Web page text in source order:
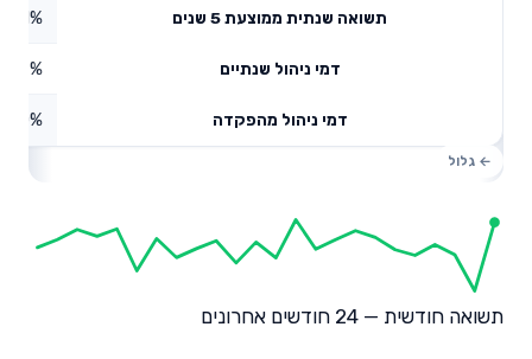
תשואה שנתית ממוצעת 5 שנים
דמי ניהול שנתיים
דמי ניהול מהפקדה 0%
תשואה חודשית — 24 חודשים אחרונים